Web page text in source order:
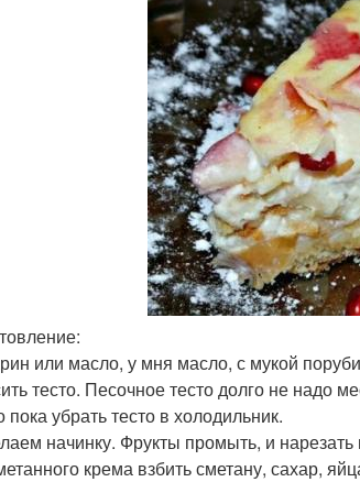
или масло, у мня масло, с мукой
тесто. Песочное тесто долго не надо
убрать тесто в холодильник.
начинку. Фрукты промыть, и
крема взбить сметану, сахар,